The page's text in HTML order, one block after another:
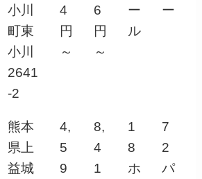
小川
町東
小川
2641
-2
4
円
～
6
円
～
ー
ル
ー
熊本
県上
益城
4,
5
9
8,
4
1
1
8
ホ
7
2
パ